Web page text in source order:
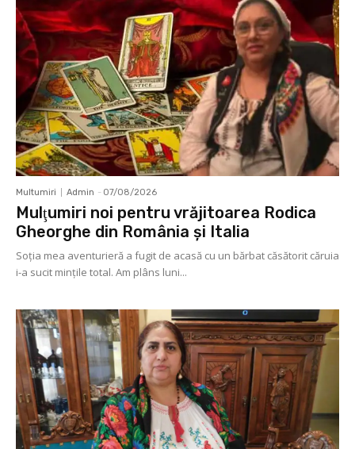
Multumiri Admin - 07/08/2026
Mulţumiri noi pentru vrăjitoarea Rodica
Gheorghe din România și Italia
Soţia mea aventurieră a fugit de acasă cu un bărbat căsătorit căruia
i-a sucit mințile total. Am plâns luni...